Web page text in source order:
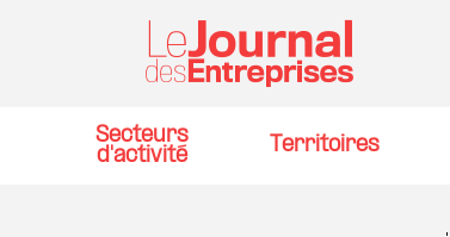
Secteurs
d'activité
Territoires